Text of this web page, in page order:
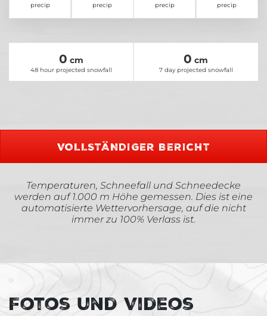
precip precip precip precip
0 cm
48 hour projected snowfall
0 cm
7 day projected snowfall
VOLLSTÄNDIGER BERICHT
Temperaturen, Schneefall und Schneedecke
werden auf 1.000 m Höhe gemessen. Dies ist eine
automatisierte Wettervorhersage, auf die nicht
immer zu 100% Verlass ist.
Fotos und Videos